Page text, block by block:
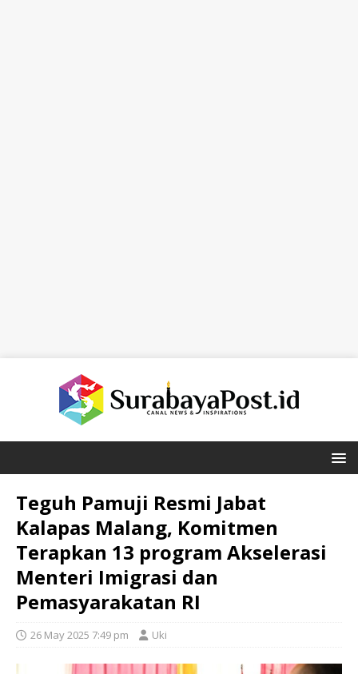
Teguh Pamuji Resmi Jabat
Kalapas Malang, Komitmen
Terapkan 13 program Akselerasi
Menteri Imigrasi dan
Pemasyarakatan RI
26 May 2025 7:49 pm Uki